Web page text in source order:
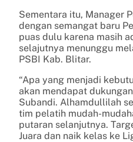
Sementara itu, Manager
dengan semangat baru
puas dulu karena masih
selajutnya menunggu
PSBI Kab. Blitar.
“Apa yang menjadi
akan mendapat
Subandi. Alhamdullilah
tim pelatih mudah-
putaran selanjutnya.
Juara dan naik kelas ke